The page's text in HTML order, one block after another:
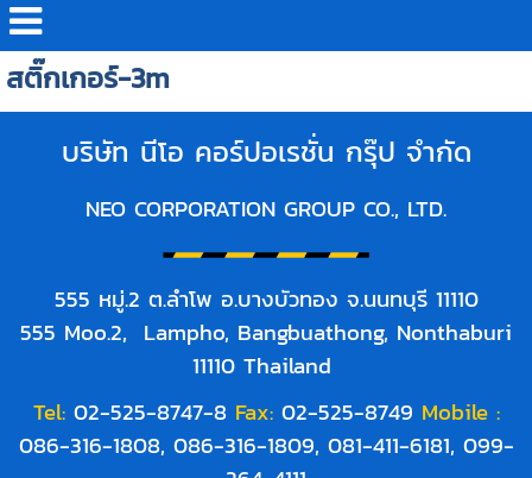
สติ๊กเกอร์-3m
บริษัท นีโอ คอร์ปอเรชั่น กรุ๊ป จำกัด
NEO CORPORATION GROUP CO., LTD.
555 หมู่.2 ต.ลำโพ อ.บางบัวทอง จ.นนทบุรี 11110
555 Moo.2, Lampho, Bangbuathong, Nonthaburi
11110 Thailand
Tel:02-525-8747-8 Fax:02-525-8749 Mobile :
086-316-1808, 086-316-1809, 081-411-6181, 099-